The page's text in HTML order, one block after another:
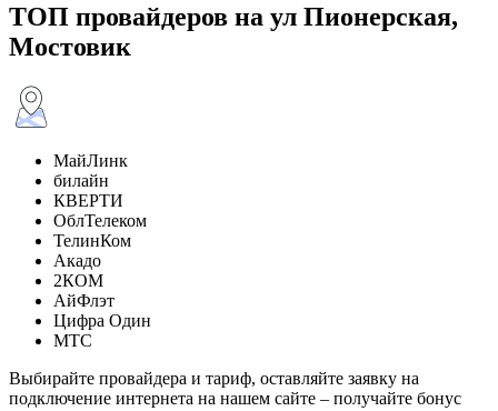
ТОП провайдеров на ул Пионерская,
Мостовик
МайЛинк
билайн
КВЕРТИ
ОблТелеком
ТелинКом
Акадо
2КОМ
АйФлэт
Цифра Один
МТС
Выбирайте провайдера и тариф, оставляйте заявку на
подключение интернета на нашем сайте – получайте бонус